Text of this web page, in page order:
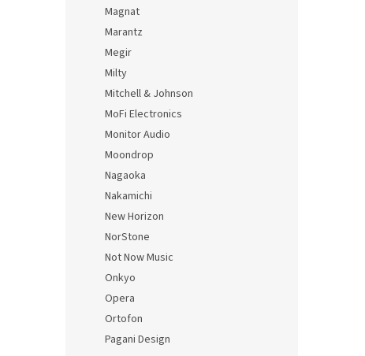
Magnat
Marantz
Megir
Milty
Mitchell & Johnson
MoFi Electronics
Monitor Audio
Moondrop
Nagaoka
Nakamichi
New Horizon
NorStone
Not Now Music
Onkyo
Opera
Ortofon
Pagani Design